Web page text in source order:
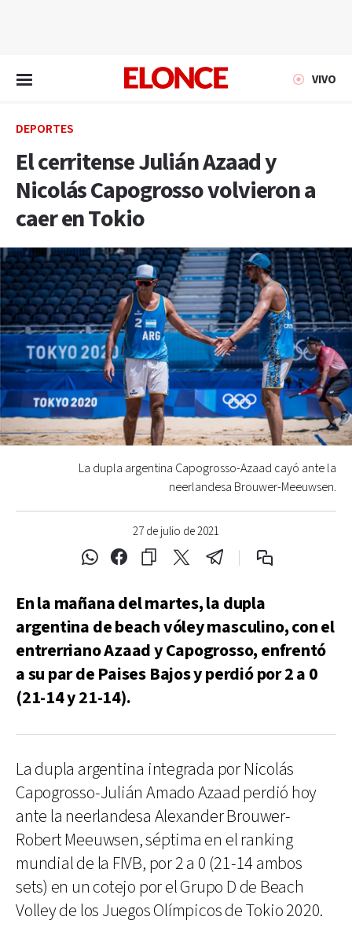
VIVO
DEPORTES
El cerritense Julián Azaad y
Nicolás Capogrosso volvieron a
caer en Tokio
27 de julio de 2021
La dupla argentina Capogrosso-Azaad cayó ante la
neerlandesa Brouwer-Meeuwsen.
En la mañana del martes, la dupla
argentina de beach vóley masculino, con el
entrerriano Azaad y Capogrosso, enfrentó
a su par de Paises Bajos y perdió por 2 a 0
(21-14 y 21-14).
La dupla argentina integrada por Nicolás
Capogrosso-Julián Amado Azaad perdió hoy
ante la neerlandesa Alexander Brouwer-
Robert Meeuwsen, séptima en el ranking
mundial de la FIVB, por 2 a 0 (21-14 ambos
sets) en un cotejo por el Grupo D de Beach
Volley de los Juegos Olímpicos de Tokio 2020.